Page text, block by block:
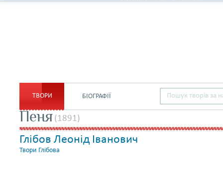
ТВОРИ БІОГРАФІЇ
Пеня (1891)
Глібов Леонід Іванович
Твори Глібова